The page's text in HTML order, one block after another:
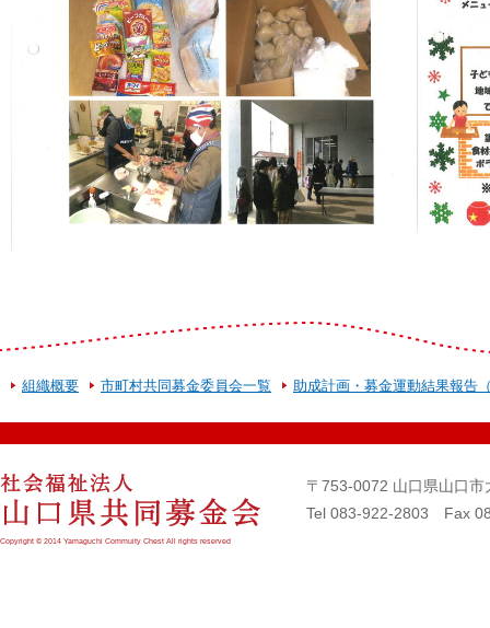
組織概要 市町村共同募金委員会一覧 助成計画・募金運動結果報告
〒753-0072 山口県山口
Tel 083-922-2803 Fax
Copyright © 2014 Yamaguchi Commuity Chest All rights reserved